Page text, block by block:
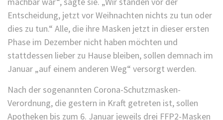
Entscheidung, jetzt vor Weihnachten nichts zu tun oder
dies zu tun.“ Alle, die ihre Masken jetzt in dieser ersten
Phase im Dezember nicht haben möchten und
stattdessen lieber zu Hause bleiben, sollen demnach im
Januar „auf einem anderen Weg“ versorgt werden.
Nach der sogenannten Corona-Schutzmasken-
Verordnung, die gestern in Kraft getreten ist, sollen
Apotheken bis zum 6. Januar jeweils drei FFP2-Masken